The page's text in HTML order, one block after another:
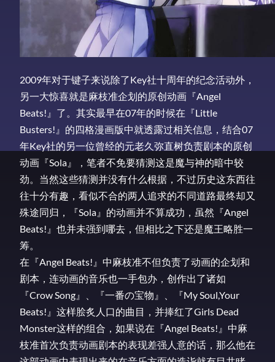
2009年对于键子来说除了Key社十周年的纪念活动外，
另一大惊喜就是麻枝准企划的原创动画『Angel
Beats!』了。其实最早在07年的时候在『Little
Busters!』的四格漫画版中就透露过相关信息，结合07
年Key社的另一位曾经的元老久弥直树负责剧本的原创
动画『Sola』，笔者不免要猜测这是魔与神的暗中较
劲。当然这些猜测并没有什么根据，不过历史这东西往
往十分有趣，看似不合的两人追求的不同道路最终却又
殊途同归，『Sola』的动画并不算成功，虽然『Angel
Beats!』也并未强到哪去，但相比之下还是魔王略胜一
筹。
在『Angel Beats!』中麻枝准不但负责了动画的企划和
剧本，连动画的音乐也一手包办，创作出了诸如
『Crow Song』、『一番の宝物』、『My Soul,Your
Beats!』这样脍炙人口的曲目，并捧红了Girls Dead
Monster这样的组合，如果说在『Angel Beats!』中麻
枝准首次负责动画剧本的表现差强人意的话，那么他在